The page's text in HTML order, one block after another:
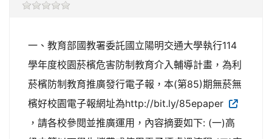
一、教育部國教署委託國立陽明交通大學執行114
學年度校園菸檳危害防制教育介入輔導計畫，為利
菸檳防制教育推廣發行電子報，本(第85)期無菸無
檳好校園電子報網址為http://bit.ly/85epaper
，請各校參閱並推廣運用，內容摘要如下: (一)高